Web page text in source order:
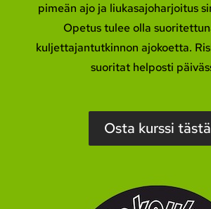
pimeän ajo ja liukasajoharjoitus
Opetus tulee olla
kuljettajantutkinnon ajokoetta.
suoritat helposti
Osta kurssi tästä